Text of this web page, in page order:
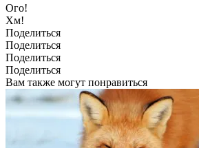
Ого!
Хм!
Поделиться
Поделиться
Поделиться
Поделиться
Вам также могут понравиться